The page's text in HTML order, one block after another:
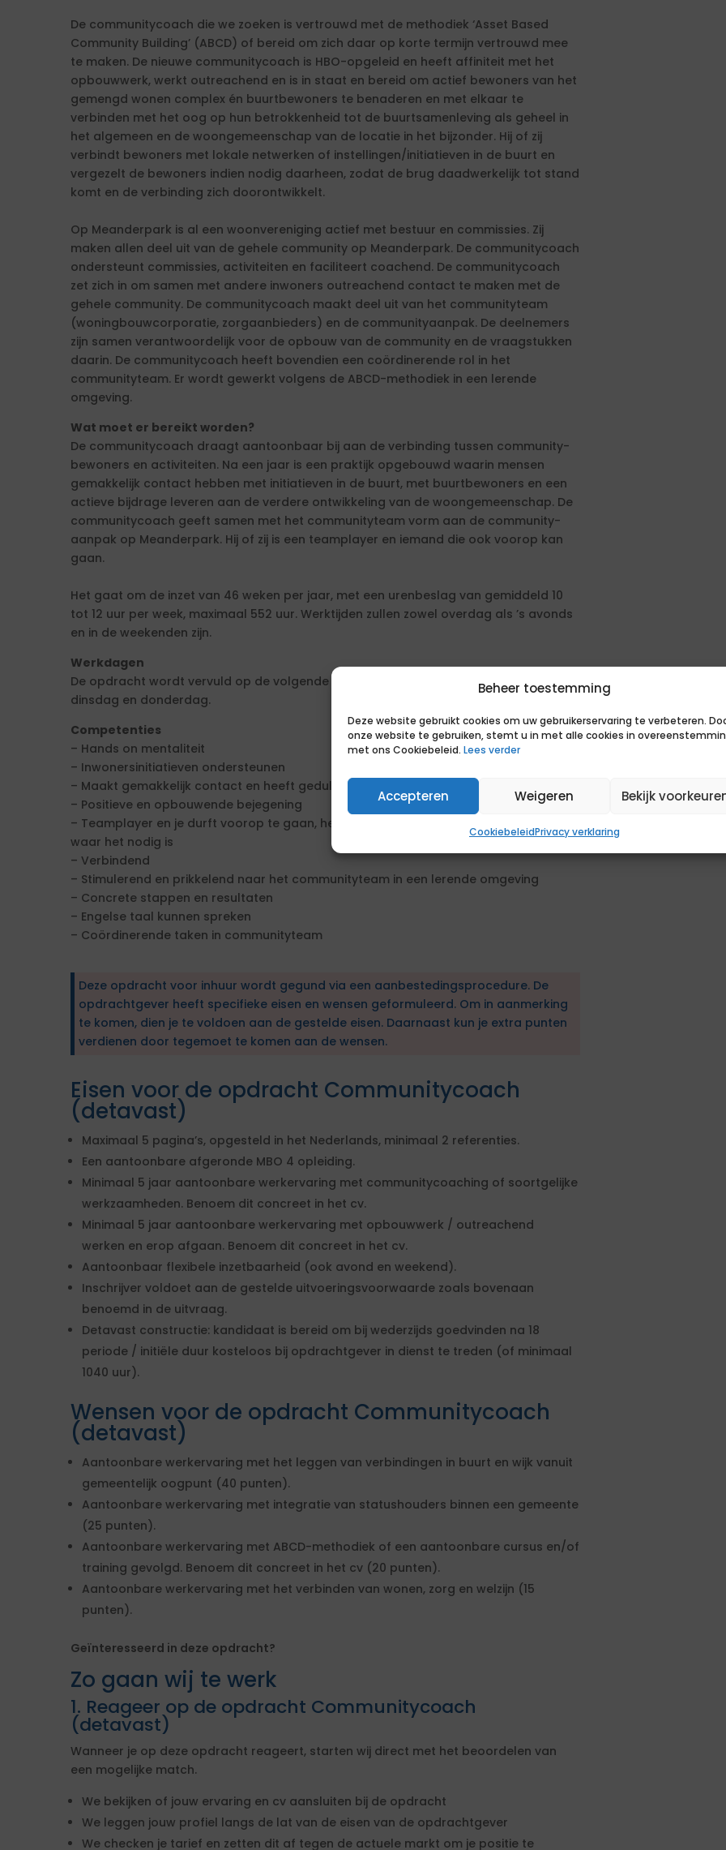
Beheer toestemming
Deze website gebruikt cookies om uw gebruikerservaring te verbeteren.
onze website te gebruiken, stemt u in met alle cookies in
met ons Cookiebeleid. Lees verder
Accepteren Weigeren Bekijk
CookiebeleidPrivacy verklaring
De communitycoach die we zoeken is vertrouwd met de methodiek ‘Asset Based
Community Building’ (ABCD) of bereid om zich daar op korte termijn vertrouwd mee
te maken. De nieuwe communitycoach is HBO-opgeleid en heeft affiniteit met het
opbouwwerk, werkt outreachend en is in staat en bereid om actief bewoners van het
gemengd wonen complex én buurtbewoners te benaderen en met elkaar te
verbinden met het oog op hun betrokkenheid tot de buurtsamenleving als geheel in
het algemeen en de woongemeenschap van de locatie in het bijzonder. Hij of zij
verbindt bewoners met lokale netwerken of instellingen/initiatieven in de buurt en
vergezelt de bewoners indien nodig daarheen, zodat de brug daadwerkelijk tot stand
komt en de verbinding zich doorontwikkelt.
Op Meanderpark is al een woonvereniging actief met bestuur en commissies. Zij
maken allen deel uit van de gehele community op Meanderpark. De communitycoach
ondersteunt commissies, activiteiten en faciliteert coachend. De communitycoach
zet zich in om samen met andere inwoners outreachend contact te maken met de
gehele community. De communitycoach maakt deel uit van het communityteam
(woningbouwcorporatie, zorgaanbieders) en de communityaanpak. De deelnemers
zijn samen verantwoordelijk voor de opbouw van de community en de vraagstukken
daarin. De communitycoach heeft bovendien een coördinerende rol in het
communityteam. Er wordt gewerkt volgens de ABCD-methodiek in een lerende
omgeving.
Wat moet er bereikt worden?
De communitycoach draagt aantoonbaar bij aan de verbinding tussen community-
bewoners en activiteiten. Na een jaar is een praktijk opgebouwd waarin mensen
gemakkelijk contact hebben met initiatieven in de buurt, met buurtbewoners en een
actieve bijdrage leveren aan de verdere ontwikkeling van de woongemeenschap. De
communitycoach geeft samen met het communityteam vorm aan de community-
aanpak op Meanderpark. Hij of zij is een teamplayer en iemand die ook voorop kan
gaan.
Het gaat om de inzet van 46 weken per jaar, met een urenbeslag van gemiddeld 10
tot 12 uur per week, maximaal 552 uur. Werktijden zullen zowel overdag als ’s avonds
en in de weekenden zijn.
Werkdagen
De opdracht wordt vervuld op de volgende werkdagen: maandag of woensdag,
dinsdag en donderdag.
Competenties
– Hands on mentaliteit
– Inwonersinitiatieven ondersteunen
– Maakt gemakkelijk contact en heeft geduld dat verder te ontwikkelen
– Positieve en opbouwende bejegening
– Teamplayer en je durft voorop te gaan, hebt een lange adem en probeert opnieuw
waar het nodig is
– Verbindend
– Stimulerend en prikkelend naar het communityteam in een lerende omgeving
– Concrete stappen en resultaten
– Engelse taal kunnen spreken
– Coördinerende taken in communityteam
Deze opdracht voor inhuur wordt gegund via een aanbestedingsprocedure. De
opdrachtgever heeft specifieke eisen en wensen geformuleerd. Om in aanmerking
te komen, dien je te voldoen aan de gestelde eisen. Daarnaast kun je extra punten
verdienen door tegemoet te komen aan de wensen.
Eisen voor de opdracht Communitycoach
(detavast)
Maximaal 5 pagina’s, opgesteld in het Nederlands, minimaal 2 referenties.
Een aantoonbare afgeronde MBO 4 opleiding.
Minimaal 5 jaar aantoonbare werkervaring met communitycoaching of soortgelijke
werkzaamheden. Benoem dit concreet in het cv.
Minimaal 5 jaar aantoonbare werkervaring met opbouwwerk / outreachend
werken en erop afgaan. Benoem dit concreet in het cv.
Aantoonbaar flexibele inzetbaarheid (ook avond en weekend).
Inschrijver voldoet aan de gestelde uitvoeringsvoorwaarde zoals bovenaan
benoemd in de uitvraag.
Detavast constructie: kandidaat is bereid om bij wederzijds goedvinden na 18
periode / initiële duur kosteloos bij opdrachtgever in dienst te treden (of minimaal
1040 uur).
Wensen voor de opdracht Communitycoach
(detavast)
Aantoonbare werkervaring met het leggen van verbindingen in buurt en wijk vanuit
gemeentelijk oogpunt (40 punten).
Aantoonbare werkervaring met integratie van statushouders binnen een gemeente
(25 punten).
Aantoonbare werkervaring met ABCD-methodiek of een aantoonbare cursus en/of
training gevolgd. Benoem dit concreet in het cv (20 punten).
Aantoonbare werkervaring met het verbinden van wonen, zorg en welzijn (15
punten).
Geïnteresseerd in deze opdracht?
Zo gaan wij te werk
1. Reageer op de opdracht Communitycoach
(detavast)
Wanneer je op deze opdracht reageert, starten wij direct met het beoordelen van
een mogelijke match.
We bekijken of jouw ervaring en cv aansluiten bij de opdracht
We leggen jouw profiel langs de lat van de eisen van de opdrachtgever
We checken je tarief en zetten dit af tegen de actuele markt om je positie te